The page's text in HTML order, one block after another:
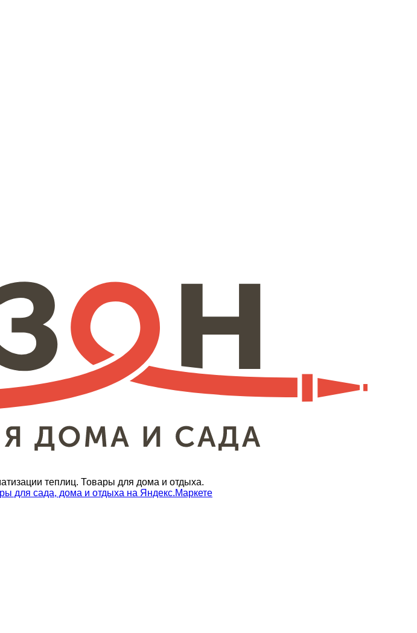
теплиц. Товары для дома и отдыха.